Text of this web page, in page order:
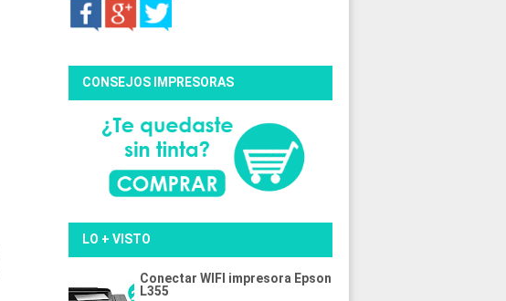
CONSEJOS IMPRESORAS
LO + VISTO
Conectar WIFI impresora Epson
L355